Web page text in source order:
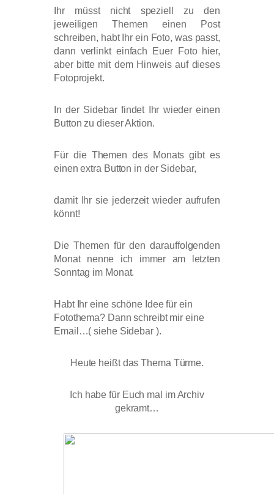
Ihr müsst nicht speziell zu den
jeweiligen Themen einen Post
schreiben, habt Ihr ein Foto, was passt,
dann verlinkt einfach Euer Foto hier,
aber bitte mit dem Hinweis auf dieses
Fotoprojekt.
In der Sidebar findet Ihr wieder einen
Button zu dieser Aktion.
Für die Themen des Monats gibt es
einen extra Button in der Sidebar,
damit Ihr sie jederzeit wieder aufrufen
könnt!
Die Themen für den darauffolgenden
Monat nenne ich immer am letzten
Sonntag im Monat.
Habt Ihr eine schöne Idee für ein
Fotothema? Dann schreibt mir eine
Email…( siehe Sidebar ).
Heute heißt das Thema Türme.
Ich habe für Euch mal im Archiv
gekramt…